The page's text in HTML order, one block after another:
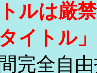
ルは厳
イトル
完全自